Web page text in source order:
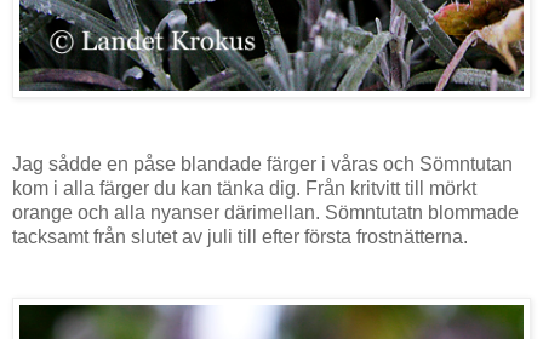
Jag sådde en påse blandade färger i våras och Sömntutan
kom i alla färger du kan tänka dig. Från kritvitt till mörkt
orange och alla nyanser därimellan. Sömntutatn blommade
tacksamt från slutet av juli till efter första frostnätterna.